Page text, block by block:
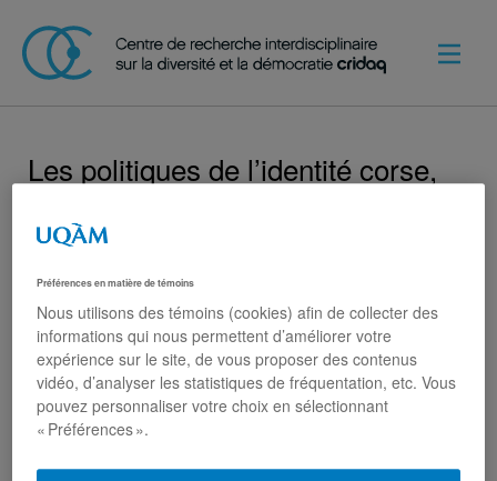
Les politiques de l’identité corse,
Partager sur :
Préférences en matière de témoins
Nous utilisons des témoins (cookies) afin de collecter des
informations qui nous permettent d’améliorer votre
expérience sur le site, de vous proposer des contenus
vidéo, d’analyser les statistiques de fréquentation, etc. Vous
pouvez personnaliser votre choix en sélectionnant
« Préférences ».